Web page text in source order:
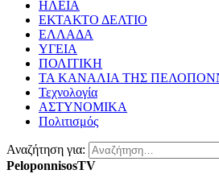
ΗΛΕΙΑ
ΕΚΤΑΚΤΟ ΔΕΛΤΙΟ
ΕΛΛΑΔΑ
ΥΓΕΙΑ
ΠΟΛΙΤΙΚΗ
ΤΑ ΚΑΝΑΛΙΑ ΤΗΣ
Τεχνολογία
ΑΣΤΥΝΟΜΙΚΑ
Πολιτισμός
Αναζήτηση για:
PeloponnisosTV